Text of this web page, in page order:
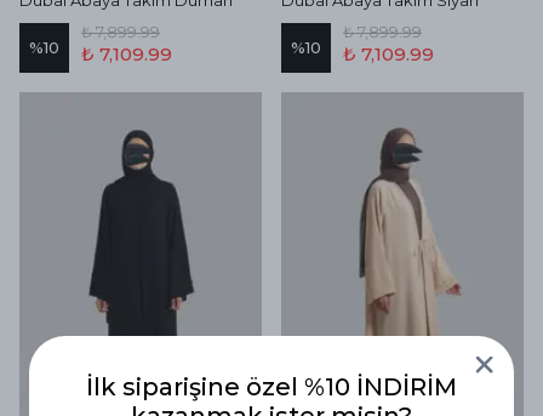
%10
₺ 7,899.99
₺ 7,109.99 %10
₺ 7,899.99
₺ 7,109.99
İlk siparişine özel %10 İNDİRİM